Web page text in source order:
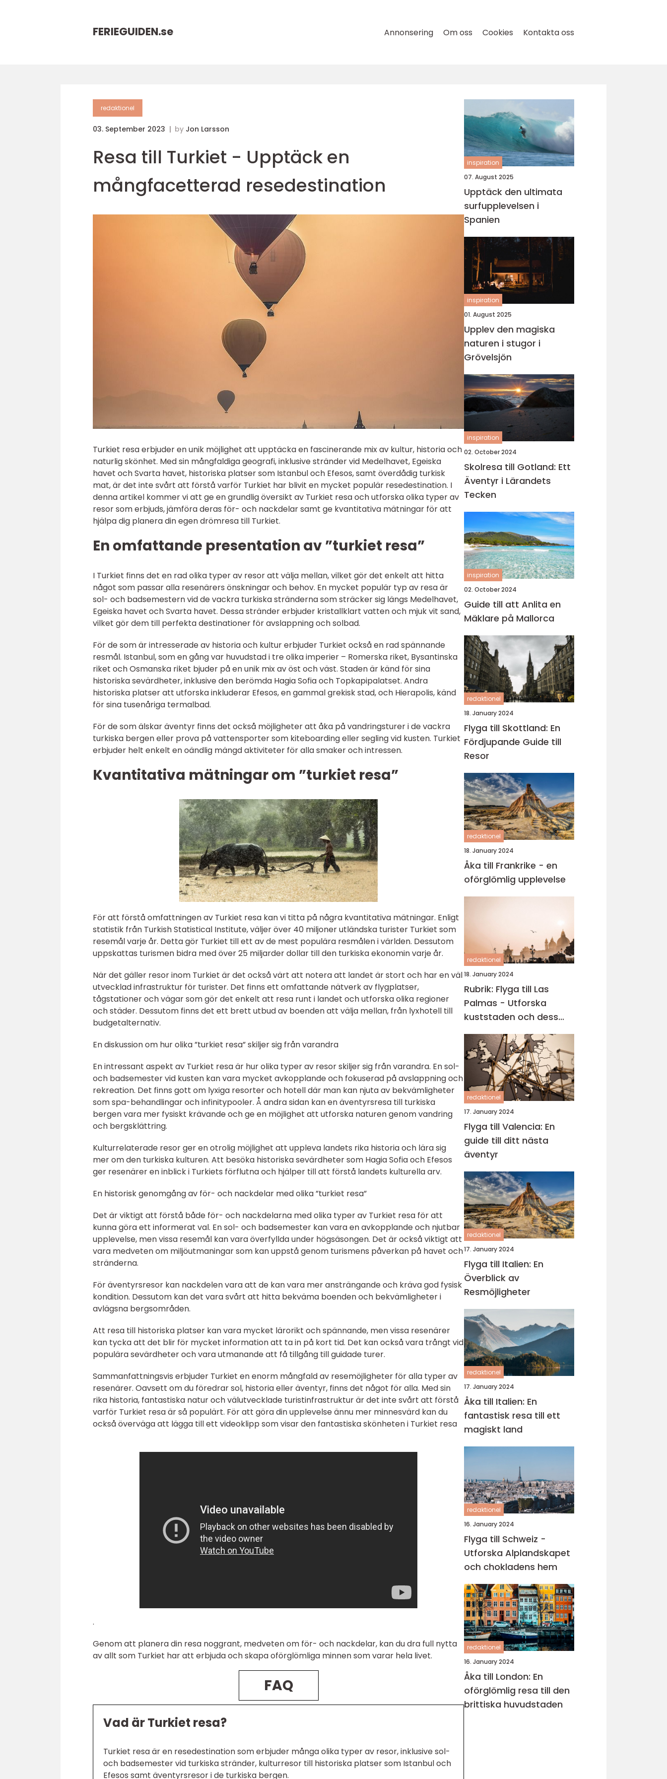
FERIEGUIDEN.se Annonsering Om oss Cookies Kontakta oss
redaktionel
03. September 2023 by Jon Larsson
Resa till Turkiet - Upptäck en
mångfacetterad resedestination
Turkiet resa erbjuder en unik möjlighet att upptäcka en fascinerande mix av kultur, historia och
naturlig skönhet. Med sin mångfaldiga geografi, inklusive stränder vid Medelhavet, Egeiska
havet och Svarta havet, historiska platser som Istanbul och Efesos, samt överdådig turkisk
mat, är det inte svårt att förstå varför Turkiet har blivit en mycket populär resedestination. I
denna artikel kommer vi att ge en grundlig översikt av Turkiet resa och utforska olika typer av
resor som erbjuds, jämföra deras för- och nackdelar samt ge kvantitativa mätningar för att
hjälpa dig planera din egen drömresa till Turkiet.
En omfattande presentation av ”turkiet resa”
I Turkiet finns det en rad olika typer av resor att välja mellan, vilket gör det enkelt att hitta
något som passar alla resenärers önskningar och behov. En mycket populär typ av resa är
sol- och badsemestern vid de vackra turkiska stränderna som sträcker sig längs Medelhavet,
Egeiska havet och Svarta havet. Dessa stränder erbjuder kristallklart vatten och mjuk vit sand,
vilket gör dem till perfekta destinationer för avslappning och solbad.
För de som är intresserade av historia och kultur erbjuder Turkiet också en rad spännande
resmål. Istanbul, som en gång var huvudstad i tre olika imperier – Romerska riket, Bysantinska
riket och Osmanska riket bjuder på en unik mix av öst och väst. Staden är känd för sina
historiska sevärdheter, inklusive den berömda Hagia Sofia och Topkapipalatset. Andra
historiska platser att utforska inkluderar Efesos, en gammal grekisk stad, och Hierapolis, känd
för sina tusenåriga termalbad.
För de som älskar äventyr finns det också möjligheter att åka på vandringsturer i de vackra
turkiska bergen eller prova på vattensporter som kiteboarding eller segling vid kusten. Turkiet
erbjuder helt enkelt en oändlig mängd aktiviteter för alla smaker och intressen.
Kvantitativa mätningar om ”turkiet resa”
För att förstå omfattningen av Turkiet resa kan vi titta på några kvantitativa mätningar. Enligt
statistik från Turkish Statistical Institute, väljer över 40 miljoner utländska turister Turkiet som
resemål varje år. Detta gör Turkiet till ett av de mest populära resmålen i världen. Dessutom
uppskattas turismen bidra med över 25 miljarder dollar till den turkiska ekonomin varje år.
När det gäller resor inom Turkiet är det också värt att notera att landet är stort och har en väl
utvecklad infrastruktur för turister. Det finns ett omfattande nätverk av flygplatser,
tågstationer och vägar som gör det enkelt att resa runt i landet och utforska olika regioner
och städer. Dessutom finns det ett brett utbud av boenden att välja mellan, från lyxhotell till
budgetalternativ.
En diskussion om hur olika ”turkiet resa” skiljer sig från varandra
En intressant aspekt av Turkiet resa är hur olika typer av resor skiljer sig från varandra. En sol-
och badsemester vid kusten kan vara mycket avkopplande och fokuserad på avslappning och
rekreation. Det finns gott om lyxiga resorter och hotell där man kan njuta av bekvämligheter
som spa-behandlingar och infinitypooler. Å andra sidan kan en äventyrsresa till turkiska
bergen vara mer fysiskt krävande och ge en möjlighet att utforska naturen genom vandring
och bergsklättring.
Kulturrelaterade resor ger en otrolig möjlighet att uppleva landets rika historia och lära sig
mer om den turkiska kulturen. Att besöka historiska sevärdheter som Hagia Sofia och Efesos
ger resenärer en inblick i Turkiets förflutna och hjälper till att förstå landets kulturella arv.
En historisk genomgång av för- och nackdelar med olika ”turkiet resa”
Det är viktigt att förstå både för- och nackdelarna med olika typer av Turkiet resa för att
kunna göra ett informerat val. En sol- och badsemester kan vara en avkopplande och njutbar
upplevelse, men vissa resemål kan vara överfyllda under högsäsongen. Det är också viktigt att
vara medveten om miljöutmaningar som kan uppstå genom turismens påverkan på havet och
stränderna.
För äventyrsresor kan nackdelen vara att de kan vara mer ansträngande och kräva god fysisk
kondition. Dessutom kan det vara svårt att hitta bekväma boenden och bekvämligheter i
avlägsna bergsområden.
Att resa till historiska platser kan vara mycket lärorikt och spännande, men vissa resenärer
kan tycka att det blir för mycket information att ta in på kort tid. Det kan också vara trångt vid
populära sevärdheter och vara utmanande att få tillgång till guidade turer.
Sammanfattningsvis erbjuder Turkiet en enorm mångfald av resemöjligheter för alla typer av
resenärer. Oavsett om du föredrar sol, historia eller äventyr, finns det något för alla. Med sin
rika historia, fantastiska natur och välutvecklade turistinfrastruktur är det inte svårt att förstå
varför Turkiet resa är så populärt. För att göra din upplevelse ännu mer minnesvärd kan du
också överväga att lägga till ett videoklipp som visar den fantastiska skönheten i Turkiet resa
.
Genom att planera din resa noggrant, medveten om för- och nackdelar, kan du dra full nytta
av allt som Turkiet har att erbjuda och skapa oförglömliga minnen som varar hela livet.
FAQ
Vad är Turkiet resa?
Turkiet resa är en resedestination som erbjuder många olika typer av resor, inklusive sol-
och badsemester vid turkiska stränder, kulturresor till historiska platser som Istanbul och
Efesos samt äventyrsresor i de turkiska bergen.
inspiration
07. August 2025
Upptäck den ultimata
surfupplevelsen i
Spanien
inspiration
01. August 2025
Upplev den magiska
naturen i stugor i
Grövelsjön
inspiration
02. October 2024
Skolresa till Gotland: Ett
Äventyr i Lärandets
Tecken
inspiration
02. October 2024
Guide till att Anlita en
Mäklare på Mallorca
redaktionel
18. January 2024
Flyga till Skottland: En
Fördjupande Guide till
Resor
redaktionel
18. January 2024
Åka till Frankrike - en
oförglömlig upplevelse
redaktionel
18. January 2024
Rubrik: Flyga till Las
Palmas - Utforska
kuststaden och dess
carteniska tjusning
redaktionel
17. January 2024
Flyga till Valencia: En
guide till ditt nästa
äventyr
redaktionel
17. January 2024
Flyga till Italien: En
Överblick av
Resmöjligheter
redaktionel
17. January 2024
Åka till Italien: En
fantastisk resa till ett
magiskt land
redaktionel
16. January 2024
Flyga till Schweiz -
Utforska Alplandskapet
och chokladens hem
redaktionel
16. January 2024
Åka till London: En
oförglömlig resa till den
brittiska huvudstaden